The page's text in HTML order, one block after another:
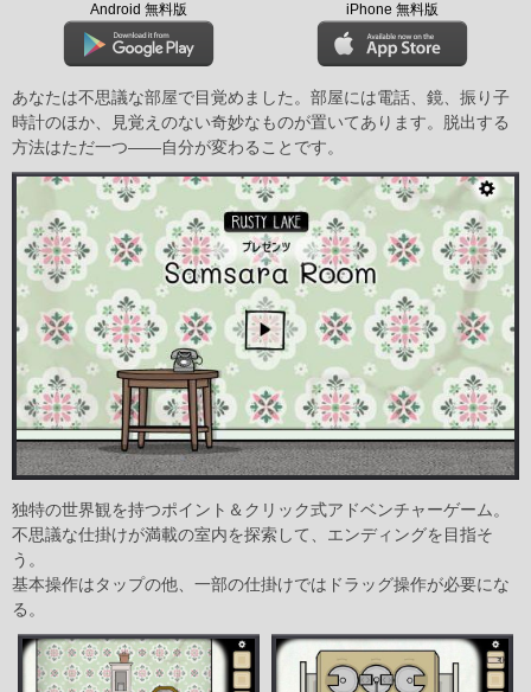
Android 無料版 iPhone 無料版
あなたは不思議な部屋で目覚めました。部屋には電話、鏡、振り子
時計のほか、見覚えのない奇妙なものが置いてあります。脱出する
方法はただ一つ——自分が変わることです。
独特の世界観を持つポイント＆クリック式アドベンチャーゲーム。
不思議な仕掛けが満載の室内を探索して、エンディングを目指そ
う。
基本操作はタップの他、一部の仕掛けではドラッグ操作が必要にな
る。